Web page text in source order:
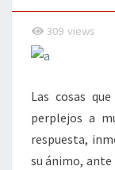
309 views
Las cosas
perplejos a
respuesta,
su ánimo, ante